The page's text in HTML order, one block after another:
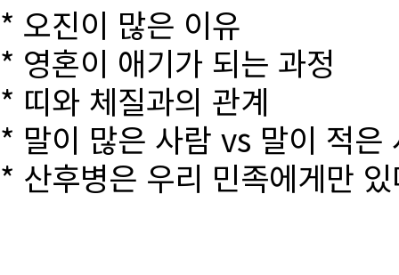
* 오진이 많은 이유
* 영혼이 애기가 되는 과정
* 띠와 체질과의 관계
* 말이 많은 사람 vs 말이 적은
* 산후병은 우리 민족에게만